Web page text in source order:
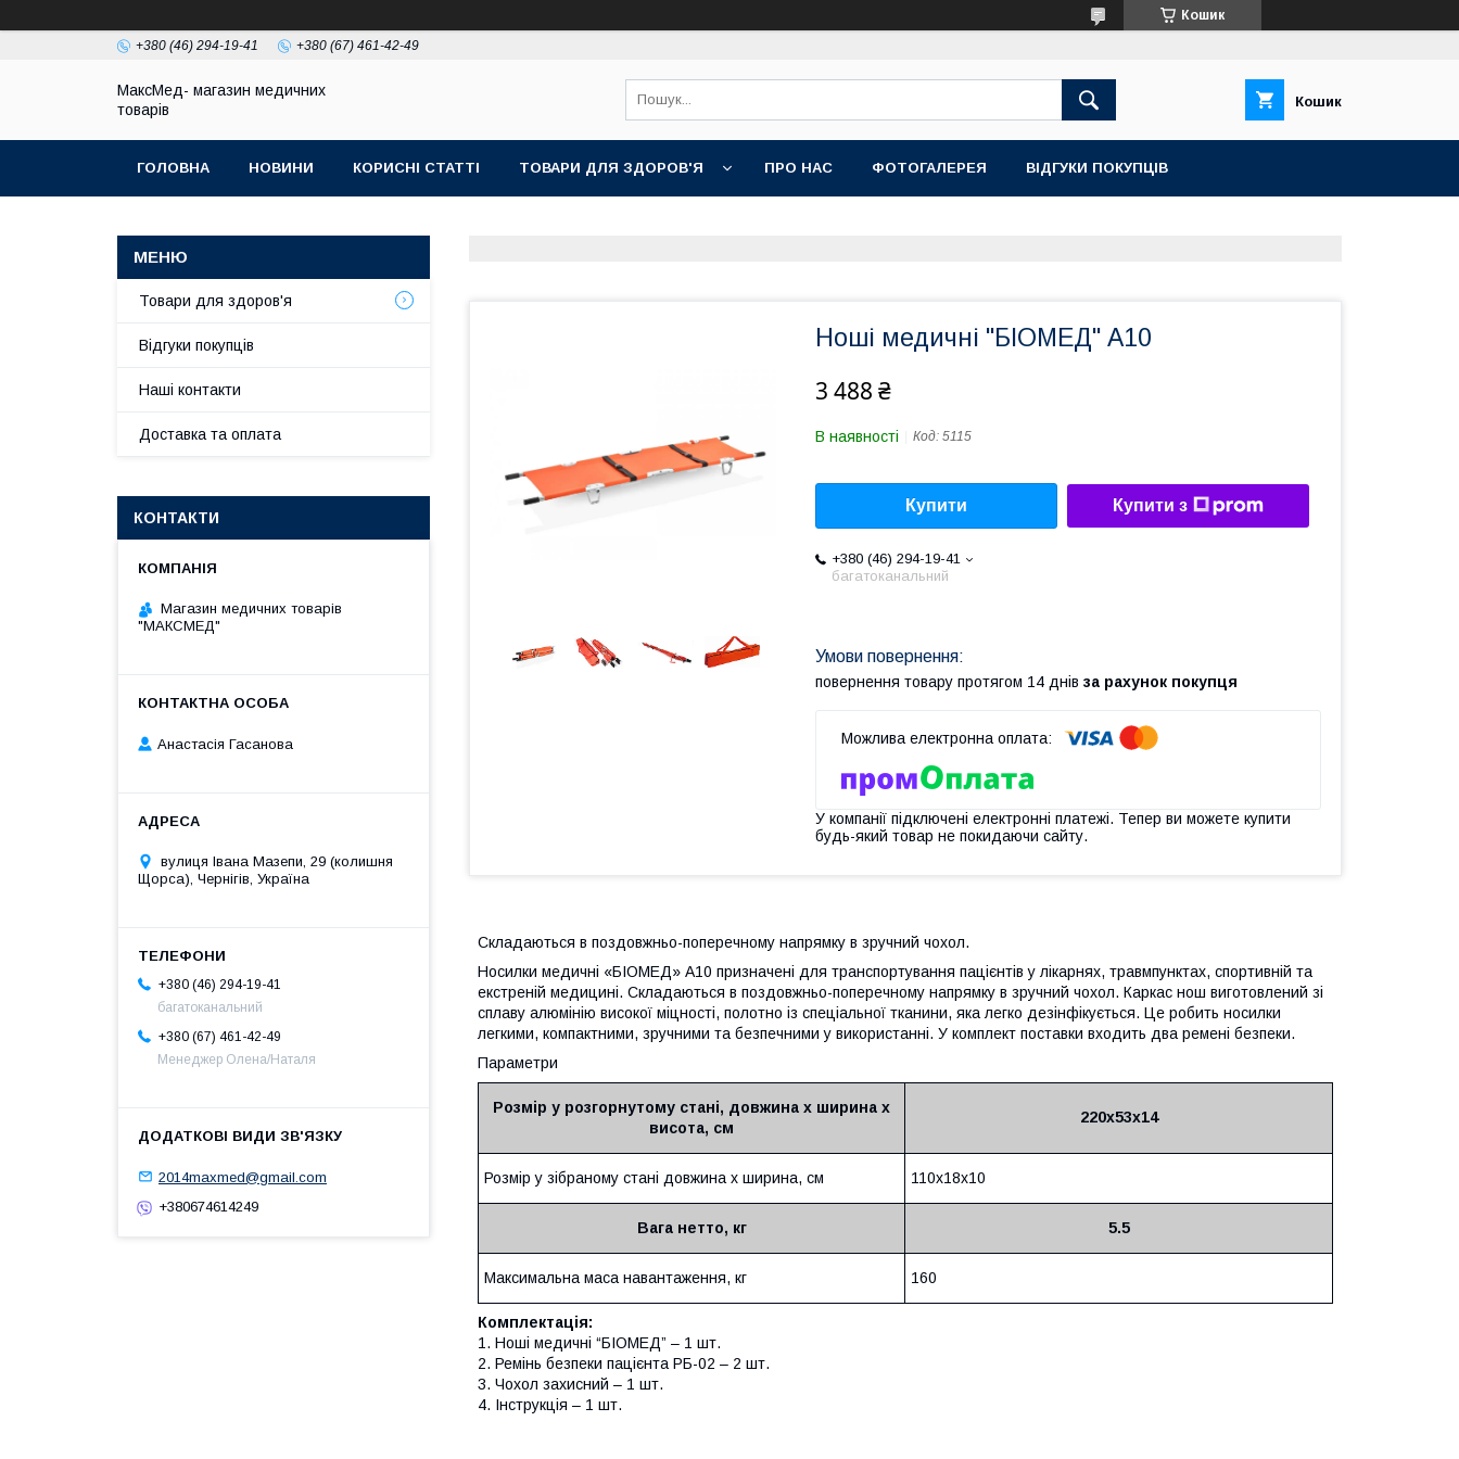
Кошик
+380 (46) 294-19-41 +380 (67) 461-42-49
МаксМед- магазин медичних
товарів
Кошик
ГОЛОВНА НОВИНИ КОРИСНІ СТАТТІ ТОВАРИ ДЛЯ ЗДОРОВ'Я ПРО НАС ФОТОГАЛЕРЕЯ ВІДГУКИ ПОКУПЦІВ
Ноші медичні "БІОМЕД" А10
3 488 ₴
В наявності Код: 5115
Купити Купити з
+380 (46) 294-19-41
багатоканальний
повернення товару протягом 14 днів за рахунок покупця
У компанії підключені електронні платежі. Тепер ви можете купити
будь-який товар не покидаючи сайту.
Складаються в поздовжньо-поперечному напрямку в зручний чохол.
Носилки медичні «БІОМЕД» А10 призначені для транспортування пацієнтів у лікарнях, травмпунктах, спортивній та
екстреній медицині. Складаються в поздовжньо-поперечному напрямку в зручний чохол. Каркас нош виготовлений зі
сплаву алюмінію високої міцності, полотно із спеціальної тканини, яка легко дезінфікується. Це робить носилки
легкими, компактними, зручними та безпечними у використанні. У комплект поставки входить два ремені безпеки.
Параметри
Розмір у розгорнутому стані, довжина х ширина х
висота, см
220х53х14
Розмір у зібраному стані довжина х ширина, см 110х18х10
Вага нетто, кг 5.5
Максимальна маса навантаження, кг 160
Комплектація:
1. Ноші медичні “БІОМЕД” – 1 шт.
2. Ремінь безпеки пацієнта РБ-02 – 2 шт.
3. Чохол захисний – 1 шт.
4. Інструкція – 1 шт.
Товари для здоров'я
Відгуки покупців
Наші контакти
Доставка та оплата
КОНТАКТИ
Магазин медичних товарів
"МАКСМЕД"
Анастасія Гасанова
вулиця Івана Мазепи, 29 (колишня
Щорса), Чернігів, Україна
+380 (46) 294-19-41
багатоканальний
+380 (67) 461-42-49
Менеджер Олена/Наталя
2014maxmed@gmail.com
+380674614249